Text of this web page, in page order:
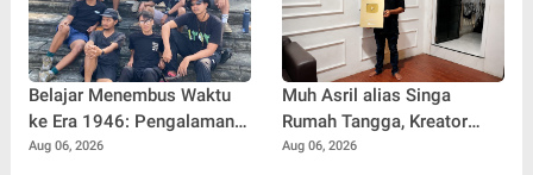
Belajar Menembus Waktu
ke Era 1946: Pengalaman
Magang Radityo Kusuma
Aug 06, 2026
Muh Asril alias Singa
Rumah Tangga, Kreator
Kocak yang Jago Bikin
Aug 06, 2026